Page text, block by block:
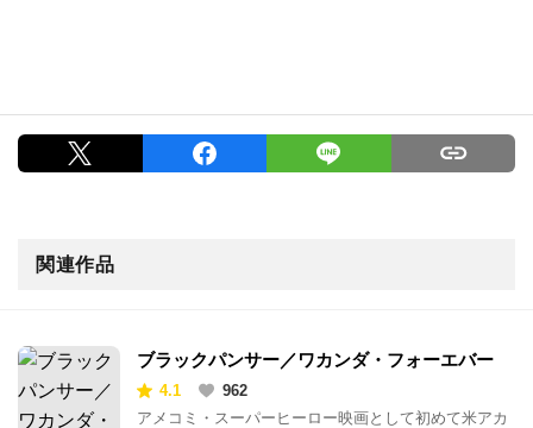
関連作品
ブラックパンサー／ワカンダ・フォーエバー
4.1
962
アメコミ・スーパーヒーロー映画として初めて米アカ